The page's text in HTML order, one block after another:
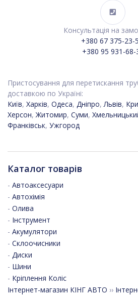
Консультація на
+380 67 375-23-
+380 95 931-68-
Пристосування для перетискання
доставкою по Україні:
Київ, Харків, Одеса, Дніпро,Львів,
Херсон,Житомир, Суми,
Франківськ, Ужгород
Каталог товарів
- Автоаксесуари
- Автохімія
- Олива
- Інструмент
- Акумулятори
- Склоочисники
- Диски
- Шини
- Кріплення Коліс
Інтернет-магазин КІНГ АВТО ››